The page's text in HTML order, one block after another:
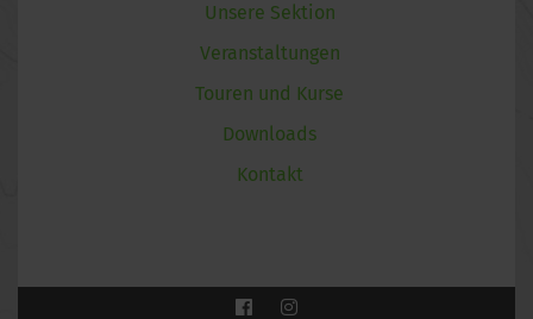
Unsere Sektion
Veranstaltungen
Touren und Kurse
Downloads
Kontakt